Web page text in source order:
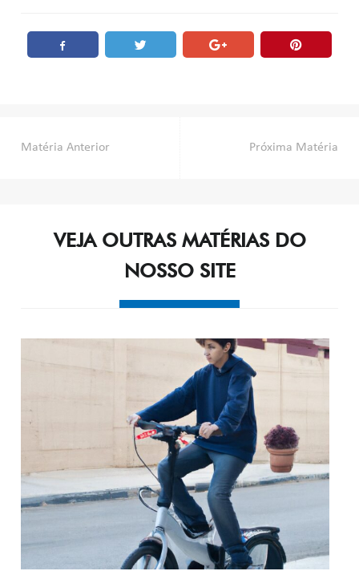
Post
Matéria Anterior Próxima Matéria
VEJA OUTRAS MATÉRIAS DO
NOSSO SITE